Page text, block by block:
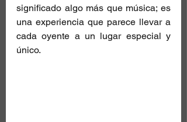
significado algo más que música; es
una experiencia que parece llevar a
cada oyente a un lugar especial y
único.